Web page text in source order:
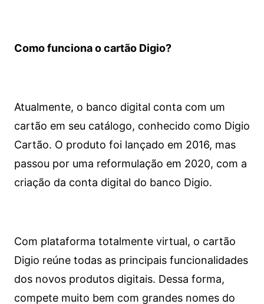
Como funciona o cartão Digio?
Atualmente, o banco digital conta com um
cartão em seu catálogo, conhecido como Digio
Cartão. O produto foi lançado em 2016, mas
passou por uma reformulação em 2020, com a
criação da conta digital do banco Digio.
Com plataforma totalmente virtual, o cartão
Digio reúne todas as principais funcionalidades
dos novos produtos digitais. Dessa forma,
compete muito bem com grandes nomes do